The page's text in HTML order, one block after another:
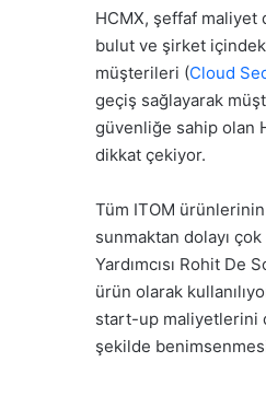
HCMX, şeffaf
bulut ve şirket
müşterileri (Cloud
geçiş sağlayarak
güvenliğe sahip olan
dikkat çekiyor.
Tüm ITOM
sunmaktan dolayı
Yardımcısı Rohit De
ürün olarak
start-up maliyetlerini
şekilde